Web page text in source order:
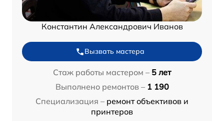
Константин Александрович Иванов
Вызвать мастера
Стаж работы мастером – 5 лет
Выполнено ремонтов – 1 190
Специализация – ремонт объективов и
принтеров